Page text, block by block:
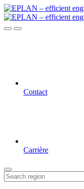
Contact
Carrière